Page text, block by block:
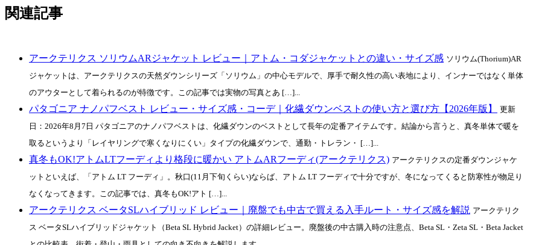
関連記事
アークテリクス ソリウムARジャケット レビュー｜アトム・コダジャケットとの違い・サイズ感 ソリウム(Thorium)AR
ジャケットは、アークテリクスの天然ダウンシリーズ「ソリウム」の中心モデルで、厚手で耐久性の高い表地により、インナーではなく単体
のアウターとして着られるのが特徴です。この記事では実物の写真とあ […]...
パタゴニア ナノパフベスト レビュー・サイズ感・コーデ｜化繊ダウンベストの使い方と選び方【2026年版】
更新
日：2026年8月7日 パタゴニアのナノパフベストは、化繊ダウンのベストとして長年の定番アイテムです。結論から言うと、真冬単体で暖を
取るというより「レイヤリングで寒くなりにくい」タイプの化繊ダウンで、通勤・トレラン・ […]...
真冬もOK!アトムLTフーディより格段に暖かい アトムARフーディ(アークテリクス) アークテリクスの定番ダウンジャケ
ットといえば、「アトム LT フーディ」。秋口(11月下旬くらい)ならば、アトム LT フーディで十分ですが、冬になってくると防寒性が物足り
なくなってきます。この記事では、真冬もOK!アト […]...
アークテリクス ベータSLハイブリッド レビュー｜廃盤でも中古で買える入手ルート・サイズ感を解説 アークテリク
ス ベータSLハイブリッドジャケット（Beta SL Hybrid Jacket）の詳細レビュー。廃盤後の中古購入時の注意点、Beta SL・Zeta SL・Beta Jacket